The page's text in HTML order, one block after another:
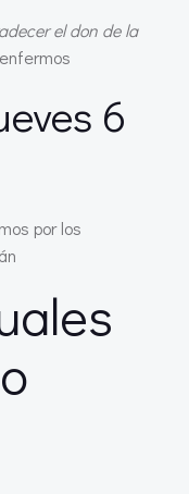
el don de la
6
por los